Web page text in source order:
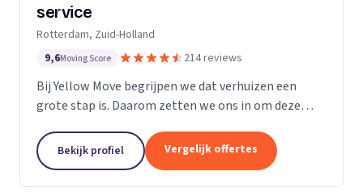
service
Rotterdam, Zuid-Holland
9,6Moving Score 214 reviews
Bij Yellow Move begrijpen we dat verhuizen een
grote stap is. Daarom zetten we ons in om deze
Met meer dan 35 jaar ervaring in de
verhuisindustrie,...
Bekijk profiel Vergelijk offertes